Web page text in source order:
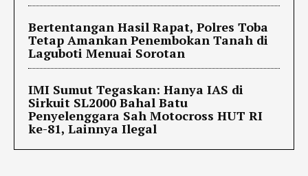
Bertentangan Hasil Rapat, Polres Toba
Tetap Amankan Penembokan Tanah di
Laguboti Menuai Sorotan
IMI Sumut Tegaskan: Hanya IAS di
Sirkuit SL2000 Bahal Batu
Penyelenggara Sah Motocross HUT RI
ke-81, Lainnya Ilegal